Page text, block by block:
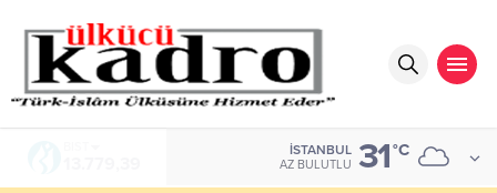
İSTANBUL
AZ BULUTLU 31°C